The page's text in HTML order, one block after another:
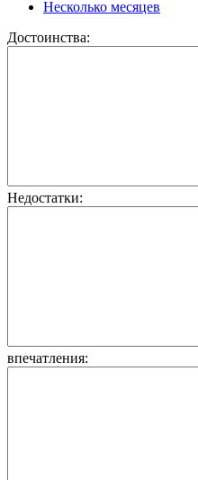
Несколько месяцев
Достоинства:
Недостатки:
впечатления: